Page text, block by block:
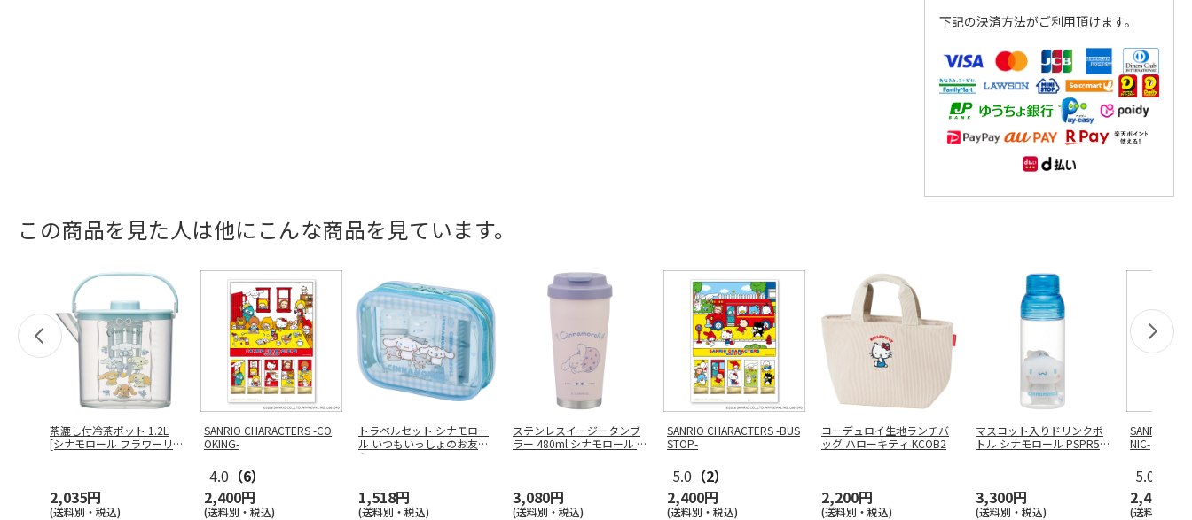
下記の決済方法がご利用頂けます。
この商品を見た人は他にこんな商品を見ています。
茶漉し付冷茶ポット 1.2L
[シナモロール フラワーリー
2,035円
(送料別・税込)
SANRIO CHARACTERS -CO
OKING-
4.0 （6）
2,400円
(送料別・税込)
トラベルセット シナモロー
ル いつもいっしょのお友だ
ち T
1,518円
(送料別・税込)
ステンレスイージータンブ
ラー 480ml シナモロール の
3,080円
(送料別・税込)
SANRIO CHARACTERS -BUS
STOP-
5.0 （2）
2,400円
(送料別・税込)
コーデュロイ生地ランチバ
ッグ ハローキティ KCOB2
2,200円
(送料別・税込)
マスコット入りドリンクボ
トル シナモロール PSPR5M
3,300円
(送料別・税込)
SANRIO
NIC-
5.0
2,400円
(送料別・税